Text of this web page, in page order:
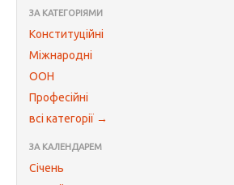
ЗА КАТЕГОРІЯМИ
Конституційні
Міжнародні
ООН
Професійні
всі категорії →
ЗА КАЛЕНДАРЕМ
Січень